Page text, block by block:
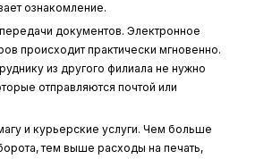
ознакомление.
документов. Электронное
происходит практически мгновенно.
из другого филиала не нужно
отправляются почтой или
и курьерские услуги. Чем больше
тем выше расходы на печать,